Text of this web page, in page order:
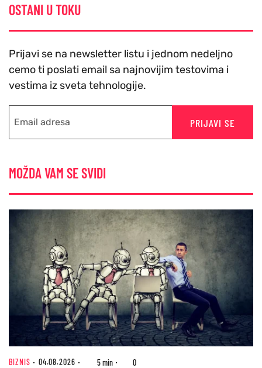
OSTANI U TOKU
Prijavi se na newsletter listu i jednom nedeljno
cemo ti poslati email sa najnovijim testovima i
vestima iz sveta tehnologije.
PRIJAVI SE
MOŽDA VAM SE SVIDI
BIZNIS 04.08.2026 5 min 0